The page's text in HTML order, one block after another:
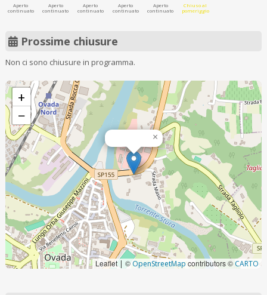
Aperto
continuato
Aperto
continuato
Aperto
continuato
Aperto
continuato
Aperto
continuato
Chiuso al
pomeriggio
Prossime chiusure
Non ci sono chiusure in programma.
×
+
−
Leaflet | ©OpenStreetMap contributors ©CARTO